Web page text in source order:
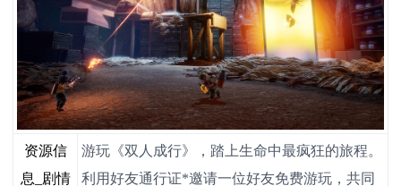
资源信
息_剧情
游玩《双人成行》，踏上生命中最疯狂的旅程。
利用好友通行证*邀请一位好友免费游玩，共同